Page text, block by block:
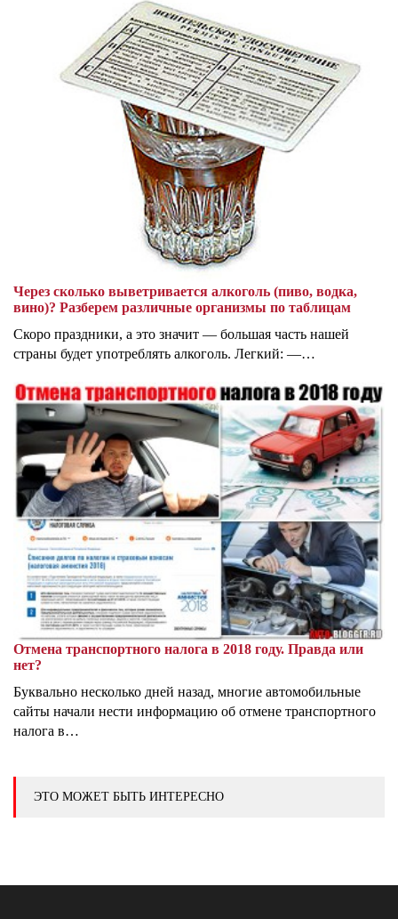
Через сколько выветривается алкоголь (пиво, водка,
вино)? Разберем различные организмы по таблицам
Скоро праздники, а это значит — большая часть нашей
страны будет употреблять алкоголь. Легкий: —…
Отмена транспортного налога в 2018 году. Правда или
нет?
Буквально несколько дней назад, многие автомобильные
сайты начали нести информацию об отмене транспортного
налога в…
ЭТО МОЖЕТ БЫТЬ ИНТЕРЕСНО